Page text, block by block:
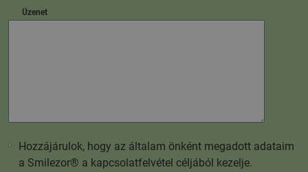
Üzenet
Hozzájárulok, hogy az általam önként megadott adataim
a Smilezor® a kapcsolatfelvétel céljából kezelje.